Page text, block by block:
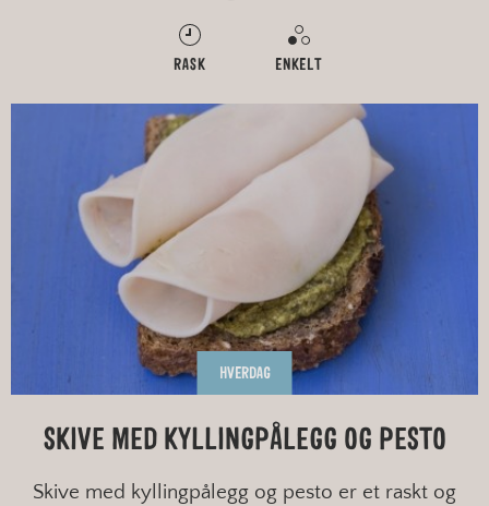
RASK ENKELT
HVERDAG
SKIVE MED KYLLINGPÅLEGG OG PESTO
Skive med kyllingpålegg og pesto er et raskt og